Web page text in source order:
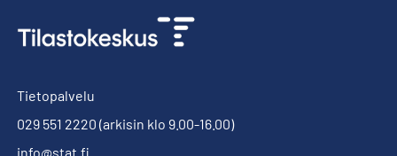
Tietopalvelu
029 551 2220 (arkisin klo 9.00-16.00)
info@stat.fi